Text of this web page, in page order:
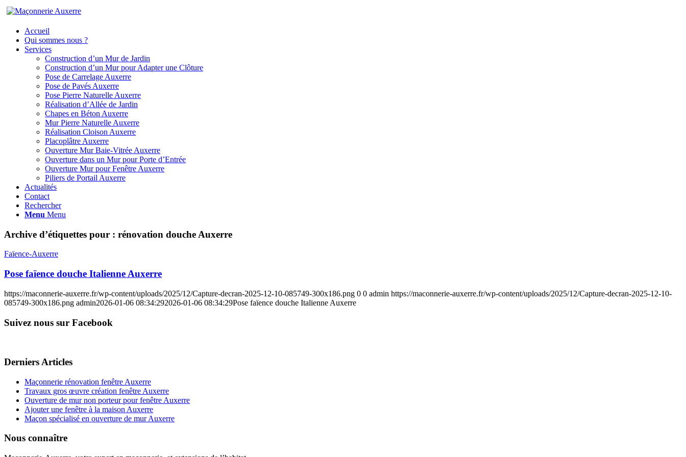
Accueil
Qui sommes nous ?
Services
Construction d’un Mur de Jardin
Construction d’un Mur pour Adapter une Clôture
Pose de Carrelage Auxerre
Pose de Pavés Auxerre
Pose Pierre Naturelle Auxerre
Réalisation d’Allée de Jardin
Chapes en Béton Auxerre
Mur Pierre Naturelle Auxerre
Réalisation Cloison Auxerre
Placoplâtre Auxerre
Ouverture Mur Baie-Vitrée Auxerre
Ouverture dans un Mur pour Porte d’Entrée
Ouverture Mur pour Fenêtre Auxerre
Piliers de Portail Auxerre
Actualités
Contact
Rechercher
Menu Menu
Archive d’étiquettes pour : rénovation douche Auxerre
Faïence-Auxerre
Pose faïence douche Italienne Auxerre
https://maconnerie-auxerre.fr/wp-content/uploads/2025/12/Capture-decran-2025-12-10-085749-300x186.png 0 0 admin https://maconnerie-auxerre.fr/wp-content/uploads/2025/12/Capture-decran-2025-12-10-
085749-300x186.png admin2026-01-06 08:34:292026-01-06 08:34:29Pose faïence douche Italienne Auxerre
Suivez nous sur Facebook
Derniers Articles
Maçonnerie rénovation fenêtre Auxerre
Travaux gros œuvre création fenêtre Auxerre
Ouverture de mur non porteur pour fenêtre Auxerre
Ajouter une fenêtre à la maison Auxerre
Maçon spécialisé en ouverture de mur Auxerre
Nous connaître